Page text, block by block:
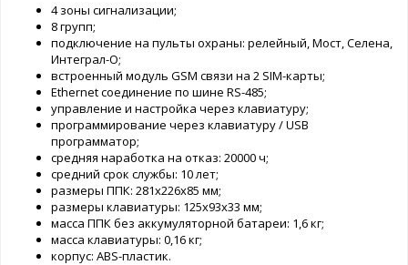
4 зоны сигнализации;
8 групп;
подключение на пульты охраны: релейный, Мост, Селена,
Интеграл-О;
встроенный модуль GSM связи на 2 SIM-карты;
Ethernet соединение по шине RS-485;
управление и настройка через клавиатуру;
программирование через клавиатуру / USB
программатор;
средняя наработка на отказ: 20000 ч;
средний срок службы: 10 лет;
размеры ППК: 281х226х85 мм;
размеры клавиатуры: 125х93х33 мм;
масса ППК без аккумуляторной батареи: 1,6 кг;
масса клавиатуры: 0,16 кг;
корпус: АВS-пластик.